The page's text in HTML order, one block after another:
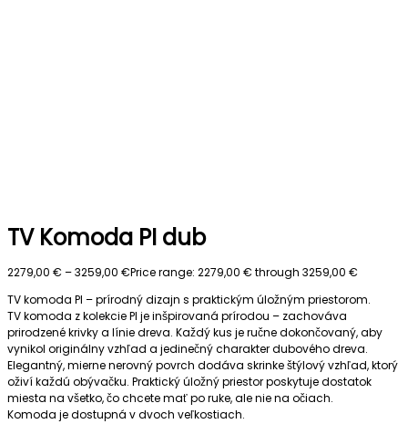
TV Komoda PI dub
2279,00 € –3259,00 €Price range: 2279,00 € through 3259,00 €
TV komoda PI – prírodný dizajn s praktickým úložným priestorom.
TV komoda z kolekcie PI je inšpirovaná prírodou – zachováva
prirodzené krivky a línie dreva. Každý kus je ručne dokončovaný, aby
vynikol originálny vzhľad a jedinečný charakter dubového dreva.
Elegantný, mierne nerovný povrch dodáva skrinke štýlový vzhľad, ktorý
oživí každú obývačku. Praktický úložný priestor poskytuje dostatok
miesta na všetko, čo chcete mať po ruke, ale nie na očiach.
Komoda je dostupná v dvoch veľkostiach.